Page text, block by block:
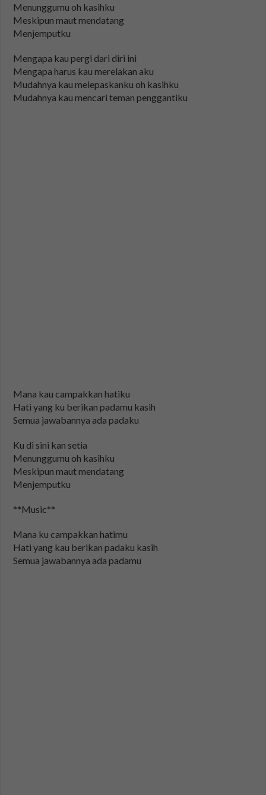
Menunggumu oh kasihku
Meskipun maut mendatang
Menjemputku
Mengapa kau pergi dari diri ini
Mengapa harus kau merelakan aku
Mudahnya kau melepaskanku oh kasihku
Mudahnya kau mencari teman penggantiku
Mana kau campakkan hatiku
Hati yang ku berikan padamu kasih
Semua jawabannya ada padaku
Ku di sini kan setia
Menunggumu oh kasihku
Meskipun maut mendatang
Menjemputku
**Music**
Mana ku campakkan hatimu
Hati yang kau berikan padaku kasih
Semua jawabannya ada padamu